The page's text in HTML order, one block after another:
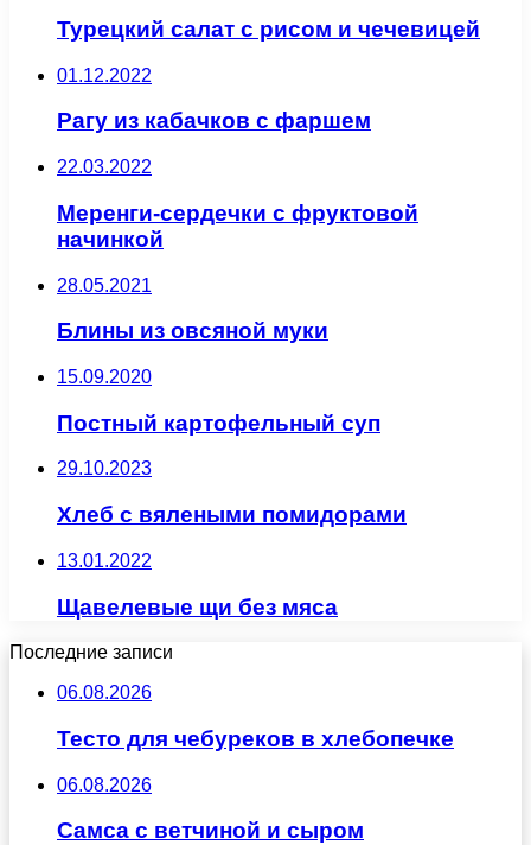
Турецкий салат с рисом и чечевицей
01.12.2022
Рагу из кабачков с фаршем
22.03.2022
Меренги-сердечки с фруктовой
начинкой
28.05.2021
Блины из овсяной муки
15.09.2020
Постный картофельный суп
29.10.2023
Хлеб с вялеными помидорами
13.01.2022
Щавелевые щи без мяса
Последние записи
06.08.2026
Тесто для чебуреков в хлебопечке
06.08.2026
Самса с ветчиной и сыром